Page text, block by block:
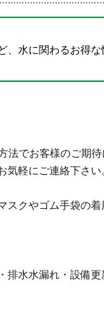
、水に関わるお得な
法でお客様のご期待
軽にご連絡下さい
スクやゴム手袋の着
排水水漏れ・設備更